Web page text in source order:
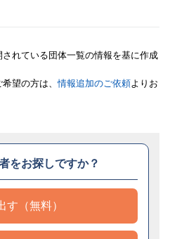
れている団体一覧の情報を基に作成
希望の方は、情報追加のご依頼よりお
をお探しですか？
す（無料）